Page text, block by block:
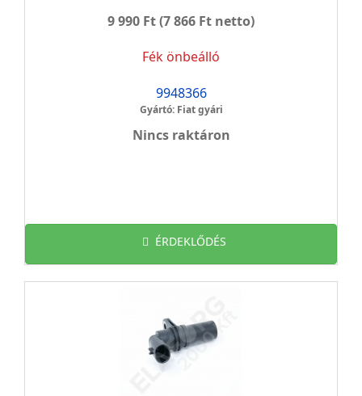
9 990 Ft(7 866 Ft netto)
Fék önbeálló
9948366
Gyártó: Fiat gyári
Nincs raktáron
ÉRDEKLŐDÉS